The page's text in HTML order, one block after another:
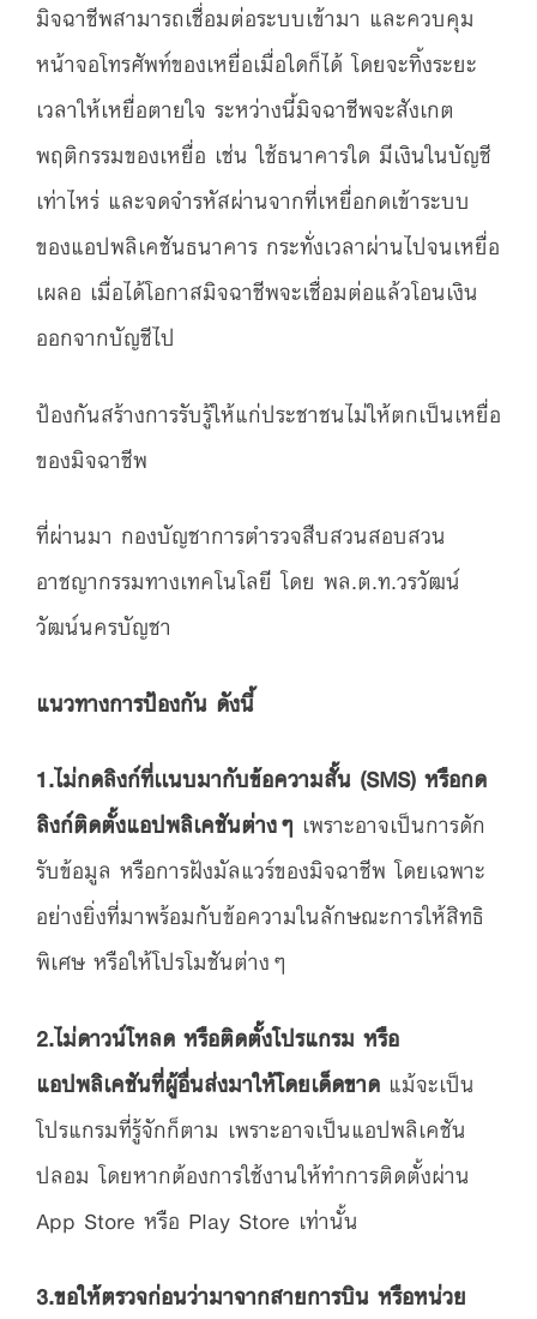
มิจฉาชีพสามารถเชื่อมต่อระบบเข้ามา และควบคุม
หน้าจอโทรศัพท์ของเหยื่อเมื่อใดก็ได้ โดยจะทิ้งระยะ
เวลาให้เหยื่อตายใจ ระหว่างนี้มิจฉาชีพจะสังเกต
พฤติกรรมของเหยื่อ เช่น ใช้ธนาคารใด มีเงินในบัญชี
เท่าไหร่ และจดจำรหัสผ่านจากที่เหยื่อกดเข้าระบบ
ของแอปพลิเคชันธนาคาร กระทั่งเวลาผ่านไปจนเหยื่อ
เผลอ เมื่อได้โอกาสมิจฉาชีพจะเชื่อมต่อแล้วโอนเงิน
ออกจากบัญชีไป
ป้องกันสร้างการรับรู้ให้แก่ประชาชนไม่ให้ตกเป็นเหยื่อ
ของมิจฉาชีพ
ที่ผ่านมา กองบัญชาการตำรวจสืบสวนสอบสวน
อาชญากรรมทางเทคโนโลยี โดย พล.ต.ท.วรวัฒน์
วัฒน์นครบัญชา
แนวทางการป้องกัน ดังนี้
1.ไม่กดลิงก์ที่เเนบมากับข้อความสั้น (SMS) หรือกด
ลิงก์ติดตั้งแอปพลิเคชันต่างๆ เพราะอาจเป็นการดัก
รับข้อมูล หรือการฝังมัลแวร์ของมิจฉาชีพ โดยเฉพาะ
อย่างยิ่งที่มาพร้อมกับข้อความในลักษณะการให้สิทธิ
พิเศษ หรือให้โปรโมชันต่างๆ
2.ไม่ดาวน์โหลด หรือติดตั้งโปรแกรม หรือ
แอปพลิเคชันที่ผู้อื่นส่งมาให้โดยเด็ดขาด แม้จะเป็น
โปรแกรมที่รู้จักก็ตาม เพราะอาจเป็นแอปพลิเคชัน
ปลอม โดยหากต้องการใช้งานให้ทำการติดตั้งผ่าน
App Store หรือ Play Store เท่านั้น
3.ขอให้ตรวจก่อนว่ามาจากสายการบิน หรือหน่วย